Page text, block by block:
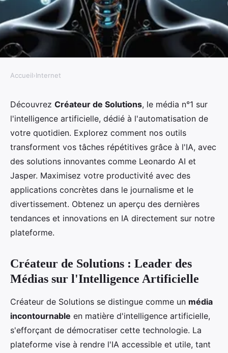
Découvrez le n°1 des medias sur
l'intelligence artificielle -
createur de solutions pour
automatiser votre quotidien
Yasmine •24 juillet 2024•3 min de lecture
Accueil›Internet
Découvrez Créateur de Solutions, le média n°1 sur
l'intelligence artificielle, dédié à l'automatisation de
votre quotidien. Explorez comment nos outils
transforment vos tâches répétitives grâce à l'IA, avec
des solutions innovantes comme Leonardo AI et
Jasper. Maximisez votre productivité avec des
applications concrètes dans le journalisme et le
divertissement. Obtenez un aperçu des dernières
tendances et innovations en IA directement sur notre
plateforme.
Créateur de Solutions : Leader des
Médias sur l'Intelligence Artificielle
Créateur de Solutions se distingue comme un média
incontournable en matière d'intelligence artificielle,
s'efforçant de démocratiser cette technologie. La
plateforme vise à rendre l'IA accessible et utile, tant